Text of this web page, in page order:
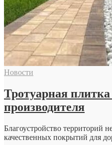
Новости
Тротуарная плитка
производителя
Благоустройство территорий
качественных покрытий для